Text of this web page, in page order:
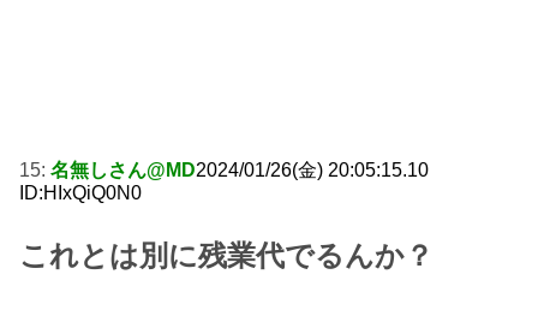
15: 名無しさん@MD2024/01/26(金) 20:05:15.10
ID:HIxQiQ0N0
これとは別に残業代でるんか？